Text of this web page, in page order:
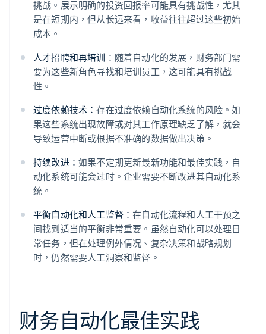
挑战。展示明确的投资回报率可能具有挑战性，尤其
是在短期内，但从长远来看，收益往往超过这些初始
成本。
人才招聘和再培训： 随着自动化的发展，财务部门需
要为这些新角色寻找和培训员工，这可能具有挑战
性。
过度依赖技术：存在过度依赖自动化系统的风险。如
果这些系统出现故障或对其工作原理缺乏了解，就会
导致运营中断或根据不准确的数据做出决策。
持续改进： 如果不定期更新最新功能和最佳实践，自
动化系统可能会过时。企业需要不断改进其自动化系
统。
平衡自动化和人工监督：在自动化流程和人工干预之
间找到适当的平衡非常重要。虽然自动化可以处理日
常任务，但在处理例外情况、复杂决策和战略规划
时，仍然需要人工洞察和监督。
财务自动化最佳实践